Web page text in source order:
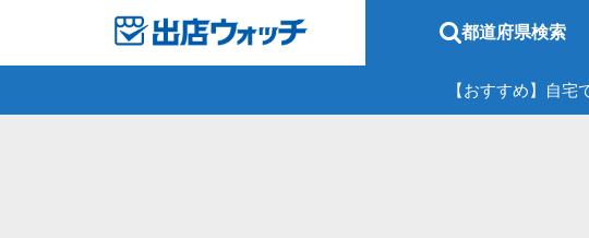
都道府県検索
【おすすめ】自